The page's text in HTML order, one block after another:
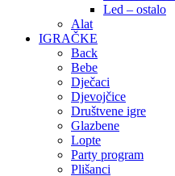
Led – ostalo
Alat
IGRAČKE
Back
Bebe
Dječaci
Djevojčice
Društvene igre
Glazbene
Lopte
Party program
Plišanci